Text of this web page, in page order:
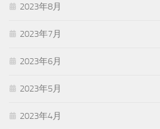
2023年8月
2023年7月
2023年6月
2023年5月
2023年4月